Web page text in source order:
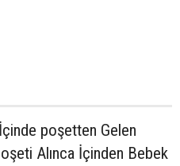
poşetten Gelen
Alınca İçinden Bebek